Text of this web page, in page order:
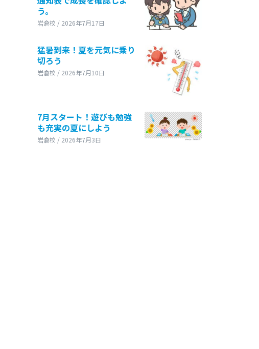
う。
岩倉校 / 2026年7月17日
猛暑到来！夏を元気に乗り
切ろう
岩倉校 / 2026年7月10日
7月スタート！遊びも勉強
も充実の夏にしよう
岩倉校 / 2026年7月3日